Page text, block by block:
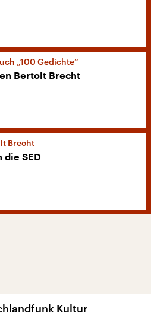
„100 Gedichte“
Bertolt Brecht
Brecht
die SED
Kultur